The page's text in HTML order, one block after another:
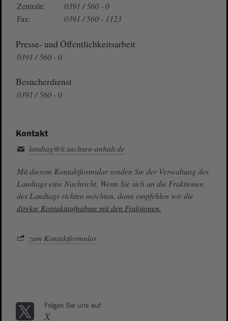
Zentrale:
0391 / 560 - 0
Fax:
0391 / 560 - 1123
Presse- und Öffentlichkeitsarbeit
0391 / 560 - 0
Besucherdienst
0391 / 560 - 0
Kontakt
landtag@lt.sachsen-anhalt.de
Mit diesem Kontaktformular senden Sie der Verwaltung des
Landtags eine Nachricht. Wenn Sie sich an die Fraktionen
des Landtags richten möchten, dann empfehlen wir die
direkte Kontaktaufnahme mit den Fraktionen.
zum Kontaktformular
Folgen Sie uns auf
X